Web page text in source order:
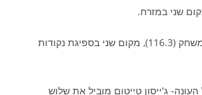
מקום שמיני בנקודות למשחק (116.3), מקום שני בספיגת נקודות
ג'ייסון טייטום מוביל את שלוש